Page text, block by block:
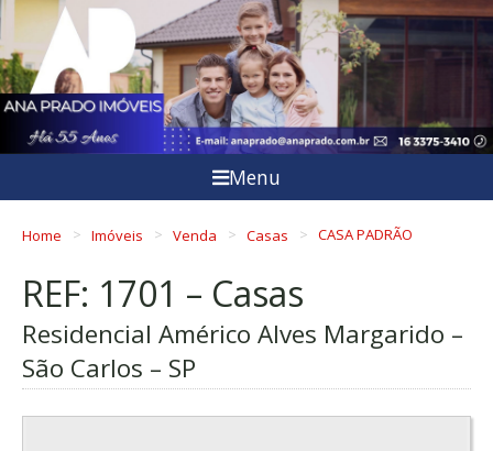
Menu
Home Imóveis Venda Casas CASA PADRÃO
REF: 1701 – Casas
Residencial Américo Alves Margarido –
São Carlos – SP